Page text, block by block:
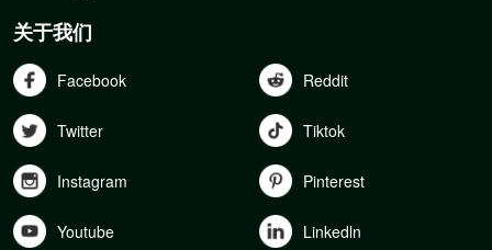
关于我们
Facebook Reddit
Twitter Tiktok
Instagram Pinterest
Youtube Linkedln